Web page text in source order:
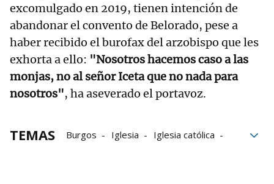
excomulgado en 2019, tienen intención de
abandonar el convento de Belorado, pese a
haber recibido el burofax del arzobispo que les
exhorta a ello: "Nosotros hacemos caso a las
monjas, no al señor Iceta que no nada para
nosotros", ha aseverado el portavoz.
TEMAS Burgos Iglesia
Iglesia católica